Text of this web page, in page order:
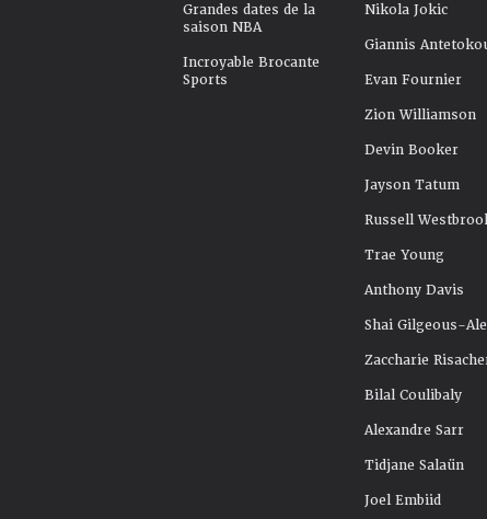
Grandes dates de la
saison NBA
Incroyable Brocante
Sports
Nikola Jokic
Giannis
Evan Fournier
Zion Williamson
Devin Booker
Jayson Tatum
Russell
Trae Young
Anthony Davis
Shai Gilgeous-
Zaccharie
Bilal Coulibaly
Alexandre Sarr
Tidjane Salaün
Joel Embiid